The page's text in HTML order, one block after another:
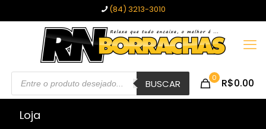
(84) 3213-3010
Pesquisar
produtos BUSCAR 0 R$0.00
Loja